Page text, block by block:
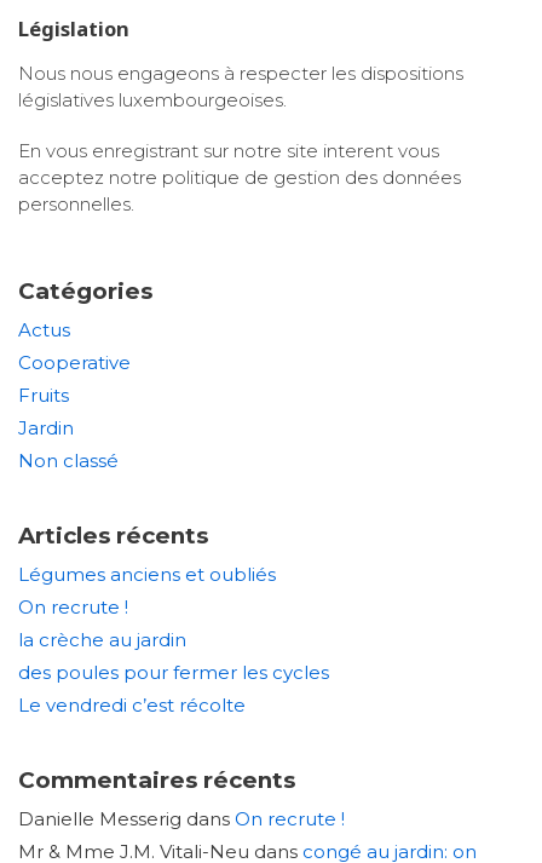
Législation
Nous nous engageons à respecter les dispositions
législatives luxembourgeoises.
En vous enregistrant sur notre site interent vous
acceptez notre politique de gestion des données
personnelles.
Catégories
Actus
Cooperative
Fruits
Jardin
Non classé
Articles récents
Légumes anciens et oubliés
On recrute !
la crèche au jardin
des poules pour fermer les cycles
Le vendredi c’est récolte
Commentaires récents
Danielle Messerig dans On recrute !
Mr & Mme J.M. Vitali-Neu dans congé au jardin: on